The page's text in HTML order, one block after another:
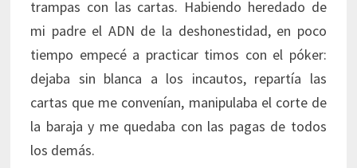
trampas con las cartas. Habiendo heredado de
mi padre el ADN de la deshonestidad, en poco
tiempo empecé a practicar timos con el póker:
dejaba sin blanca a los incautos, repartía las
cartas que me convenían, manipulaba el corte de
la baraja y me quedaba con las pagas de todos
los demás.